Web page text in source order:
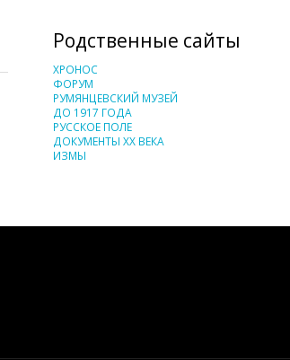
Родственные сайты
ХРОНОС
ФОРУМ
РУМЯНЦЕВСКИЙ МУЗЕЙ
ДО 1917 ГОДА
РУССКОЕ ПОЛЕ
ДОКУМЕНТЫ XX ВЕКА
ИЗМЫ